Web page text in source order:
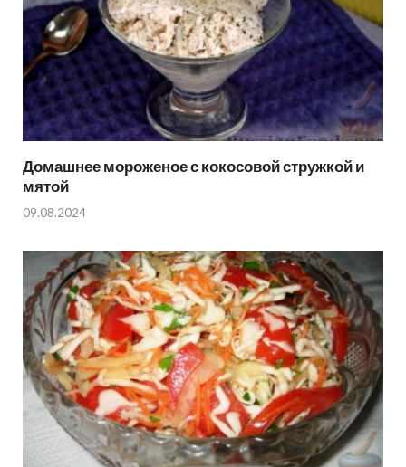
Домашнее мороженое с кокосовой стружкой и
мятой
09.08.2024